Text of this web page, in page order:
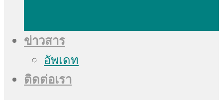
ข่าวสาร
อัพเดท
ติดต่อเรา